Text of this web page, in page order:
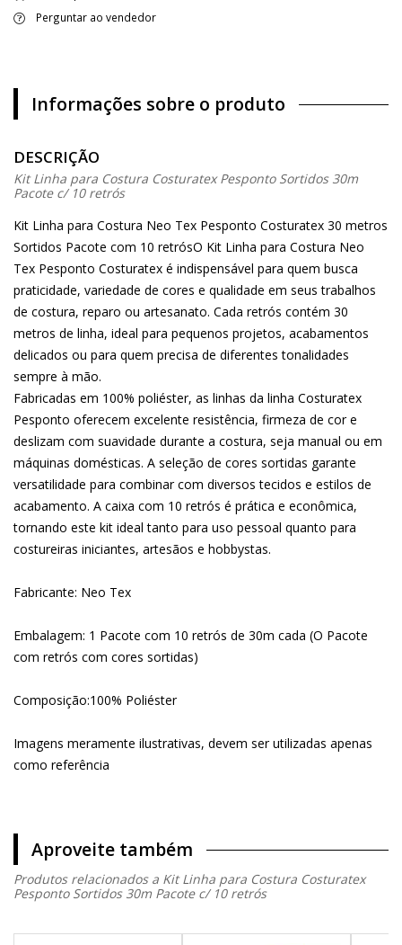
Perguntar ao vendedor
Informações sobre o produto
DESCRIÇÃO
Kit Linha para Costura Costuratex Pesponto Sortidos 30m
Pacote c/ 10 retrós
Kit Linha para Costura Neo Tex Pesponto Costuratex 30 metros
Sortidos Pacote com 10 retrósO Kit Linha para Costura Neo
Tex Pesponto Costuratex é indispensável para quem busca
praticidade, variedade de cores e qualidade em seus trabalhos
de costura, reparo ou artesanato. Cada retrós contém 30
metros de linha, ideal para pequenos projetos, acabamentos
delicados ou para quem precisa de diferentes tonalidades
sempre à mão.
Fabricadas em 100% poliéster, as linhas da linha Costuratex
Pesponto oferecem excelente resistência, firmeza de cor e
deslizam com suavidade durante a costura, seja manual ou em
máquinas domésticas. A seleção de cores sortidas garante
versatilidade para combinar com diversos tecidos e estilos de
acabamento. A caixa com 10 retrós é prática e econômica,
tornando este kit ideal tanto para uso pessoal quanto para
costureiras iniciantes, artesãos e hobbystas.
Fabricante: Neo Tex
Embalagem: 1 Pacote com 10 retrós de 30m cada (O Pacote
com retrós com cores sortidas)
Composição:100% Poliéster
Imagens meramente ilustrativas, devem ser utilizadas apenas
como referência
Aproveite também
Produtos relacionados a Kit Linha para Costura Costuratex
Pesponto Sortidos 30m Pacote c/ 10 retrós